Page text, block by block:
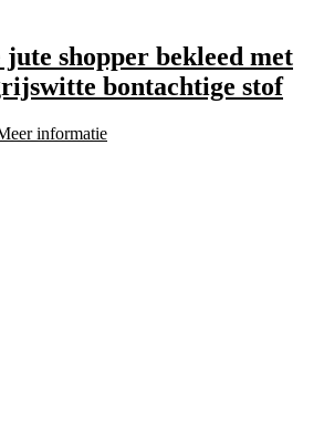
shopper bekleed met
bontachtige stof
informatie